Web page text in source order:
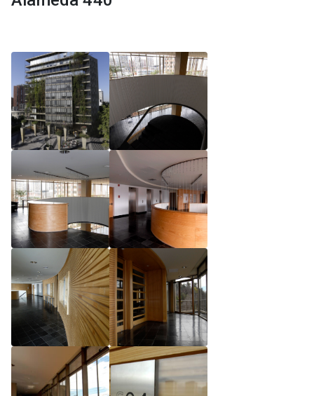
Reglamento de Magíster, Pontificia Universidad
Universidad Católica de Chile
Reglamento de Magíster, Pontificia Universidad
Católica de Chile LLM UC 2025
Reglamento de Seminarios de Graduación
Programa de Magíster en Derecho, LLM 2025